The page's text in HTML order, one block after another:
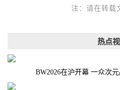
注：请在转
热点
BW2026在沪开幕 一众次